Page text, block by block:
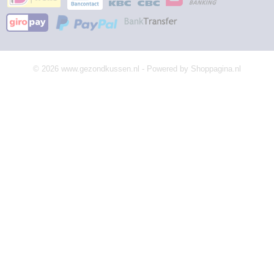
© 2026 www.gezondkussen.nl - Powered by Shoppagina.nl